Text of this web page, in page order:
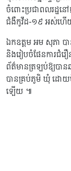
ចំពោះប្រជាពលរដ្ឋនៅ
ជំងឺកូវីដ-១៩ អស់ហើ
ឯកឧត្តម អម សុភា បា
និងរៀបចំផែនការជំរ
ព័ត៌មានត្រឡប់ឱ្យបាន
បានគ្រប់ភូមិ ឃុំ ដោយ
ឡើយ ៕